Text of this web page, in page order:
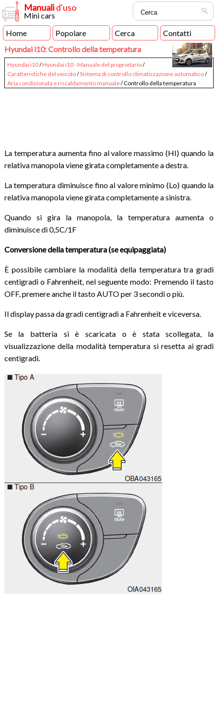
Manualid'uso
Mini cars
Home
Popolare Cerca
Contatti
Hyundai i10: Controllo della temperatura
Hyundai i10/Hyundai i10 - Manuale del proprietario/
Caratteristiche del veicolo/Sistema di controllo climatizzazione automatico/
Aria condizionata e riscaldamento manuale/ Controllo della temperatura
La temperatura aumenta fino al valore massimo (HI) quando la
relativa manopola viene girata completamente a destra.
La temperatura diminuisce fino al valore minimo (Lo) quando la
relativa manopola viene girata completamente a sinistra.
Quando si gira la manopola, la temperatura aumenta o
diminuisce di 0,5C/1F
Conversione della temperatura (se equipaggiata)
È possibile cambiare la modalità della temperatura tra gradi
centigradi o Fahrenheit, nel seguente modo: Premendo il tasto
OFF, premere anche il tasto AUTO per 3 secondi o più.
Il display passa da gradi centigradi a Fahrenheit e viceversa.
Se la batteria si è scaricata o è stata scollegata, la
visualizzazione della modalità temperatura si resetta ai gradi
centigradi.